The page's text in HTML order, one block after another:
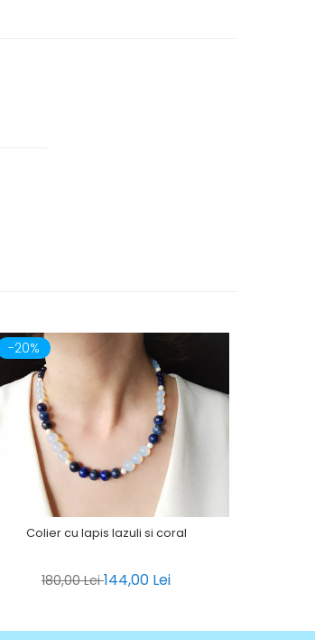
-20%
Colier cu lapis lazuli si coral
180,00 Lei144,00 Lei